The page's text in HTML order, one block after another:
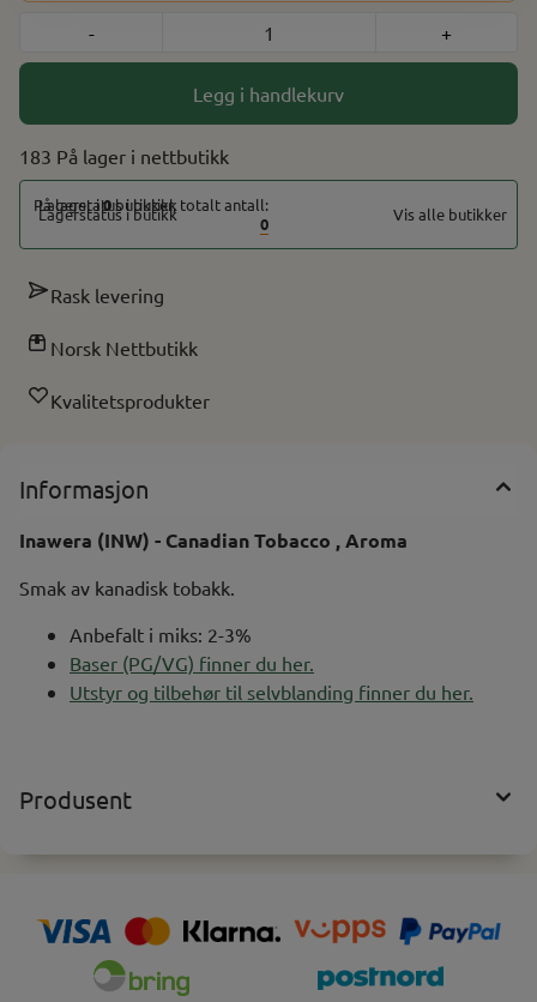
- +
Legg i handlekurv
183 På lager
På lager i0butikker, totalt antall:
0
Vis alle butikker
Rask levering
Norsk Nettbutikk
Kvalitetsprodukter
Informasjon
Inawera (INW) - Canadian Tobacco , Aroma
Smak av kanadisk tobakk.
Anbefalt i miks: 2-3%
Baser (PG/VG) finner du her.
Utstyr og tilbehør til selvblanding finner du her.
Produsent